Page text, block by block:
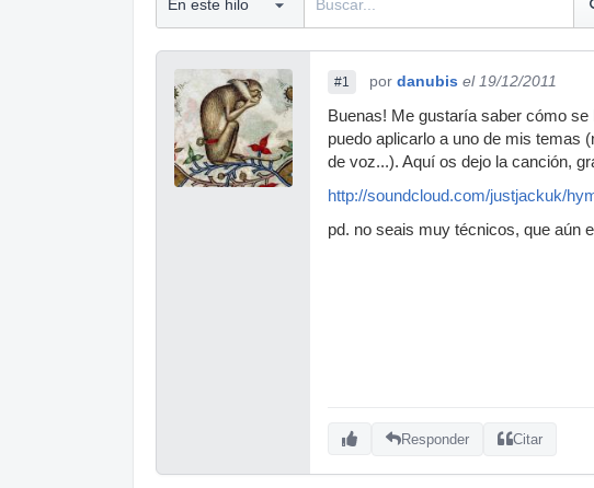
#1 por danubis el 19/12/2011
Buenas! Me gustaría saber cómo
puedo aplicarlo a uno de mis temas
de voz...). Aquí os dejo la canción,
http://soundcloud.com/justjackuk/
pd. no seais muy técnicos, que aún
Responder Citar